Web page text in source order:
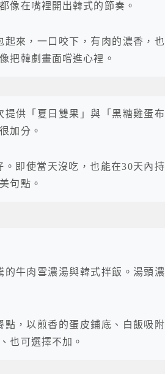
像在嘴裡開出韓式的節奏。
來，一口咬下，有肉的濃香，也
把韓劇畫面嚐進心裡。
供「夏日雙果」與「黑糖雞蛋布
加分。
即使當天沒吃，也能在30天內持
句點。
牛肉雪濃湯與韓式拌飯。湯頭濃
，以煎香的蛋皮鋪底、白飯吸附
也可選擇不加。